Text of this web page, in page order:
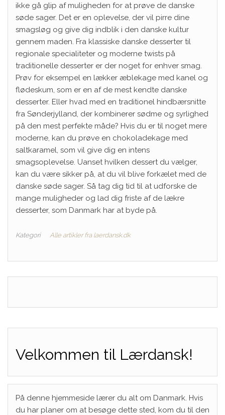
ikke gå glip af muligheden for at prøve de danske
søde sager. Det er en oplevelse, der vil pirre dine
smagsløg og give dig indblik i den danske kultur
gennem maden. Fra klassiske danske desserter til
regionale specialiteter og moderne twists på
traditionelle desserter er der noget for enhver smag.
Prøv for eksempel en lækker æblekage med kanel og
flødeskum, som er en af de mest kendte danske
desserter. Eller hvad med en traditionel hindbærsnitte
fra Sønderjylland, der kombinerer sødme og syrlighed
på den mest perfekte måde? Hvis du er til noget mere
moderne, kan du prøve en chokoladekage med
saltkaramel, som vil give dig en intens
smagsoplevelse. Uanset hvilken dessert du vælger,
kan du være sikker på, at du vil blive forkælet med de
danske søde sager. Så tag dig tid til at udforske de
mange muligheder og lad dig friste af de lækre
desserter, som Danmark har at byde på.
Kategori Alle artikler fra laerdansk.dk
Velkommen til Lærdansk!
På denne hjemmeside lærer du alt om Danmark. Hvis
du har planer om at besøge dette sted, kom du til den